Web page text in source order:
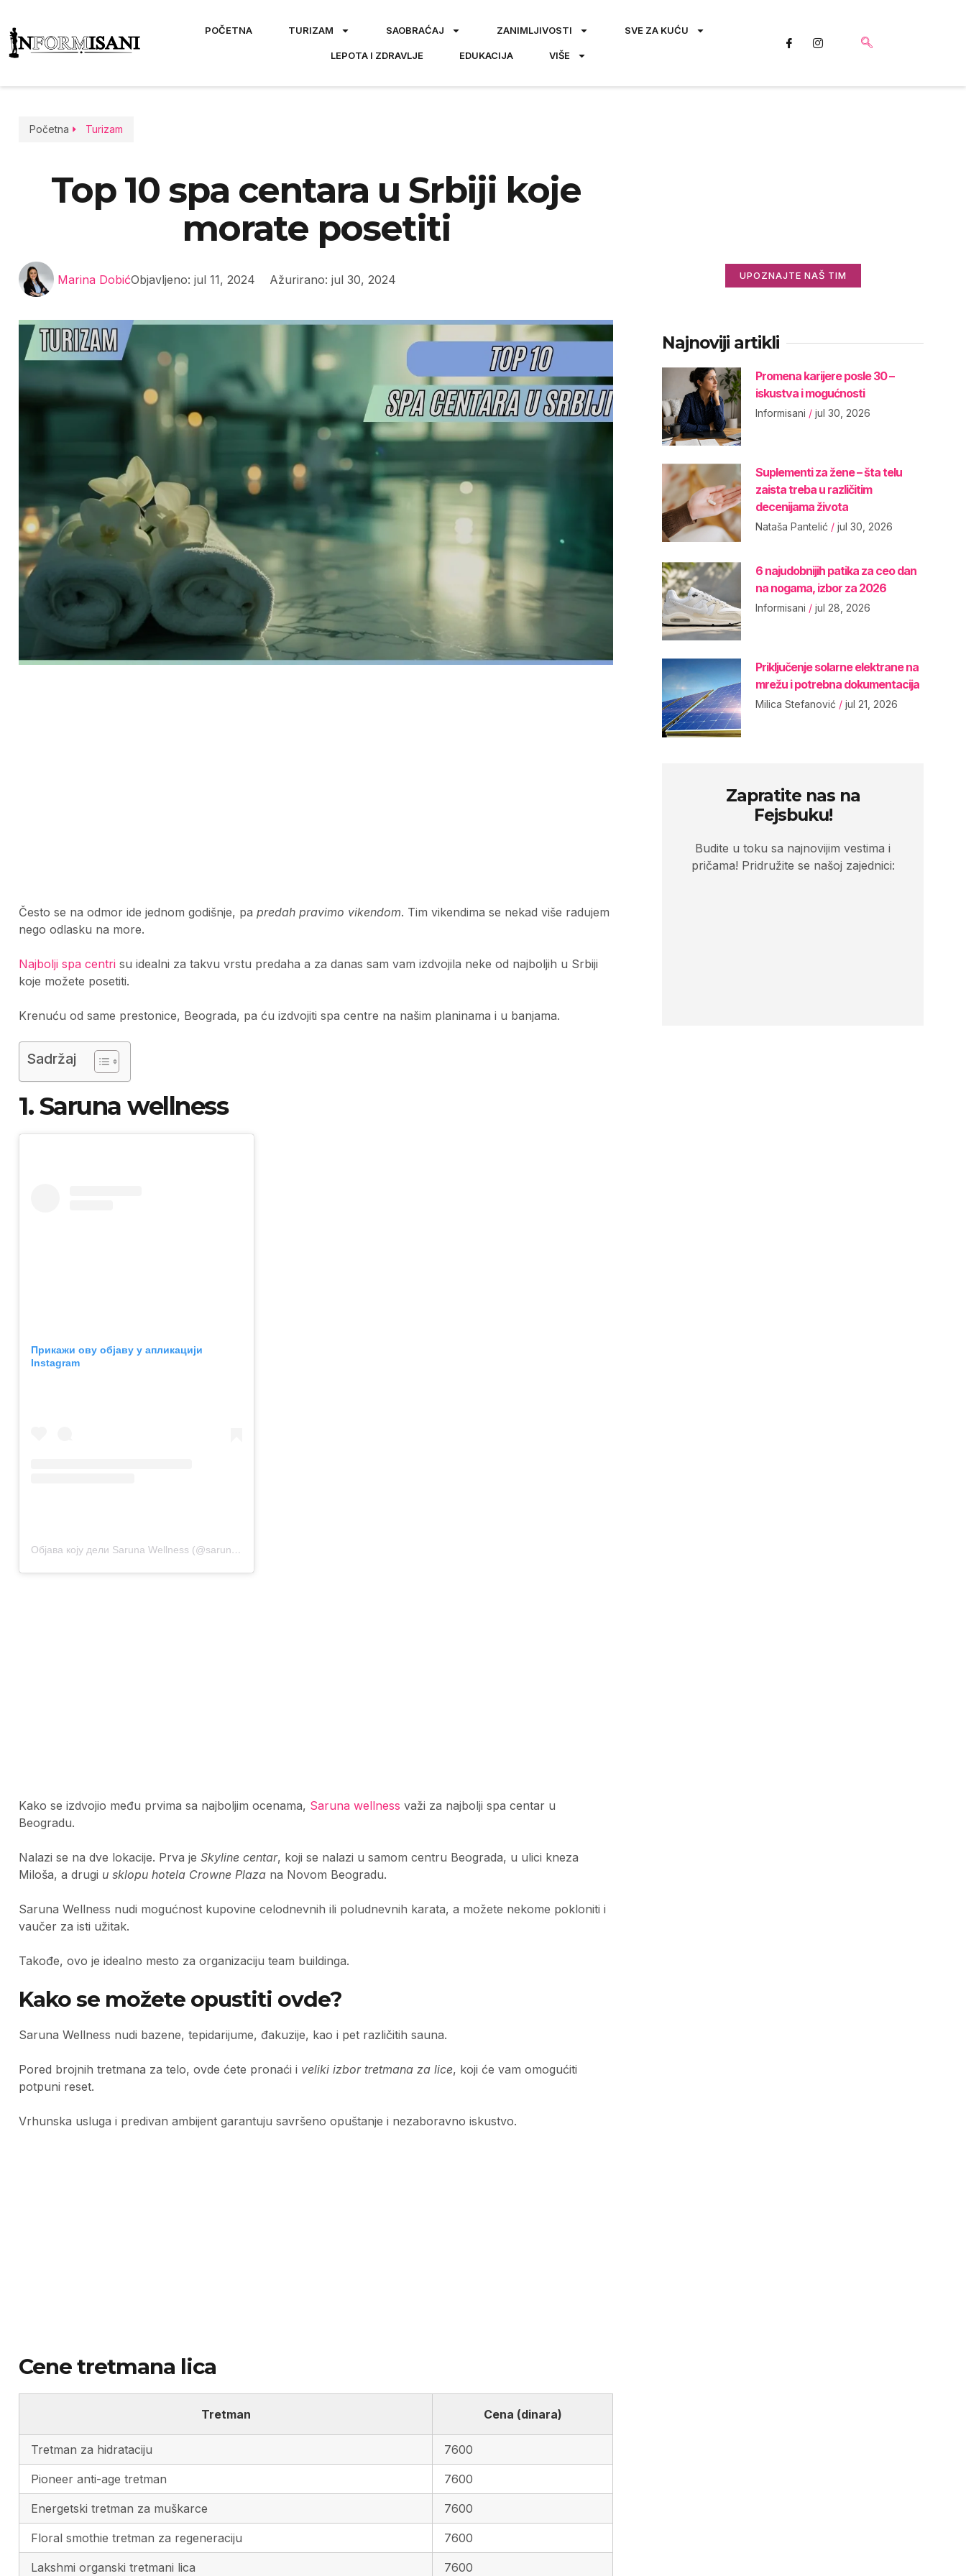
POČETNA TURIZAM SAOBRAĆAJ ZANIMLJIVOSTI SVE ZA KUĆU
LEPOTA I ZDRAVLJE EDUKACIJA VIŠE
Početna Turizam
Top 10 spa centara u Srbiji koje
morate posetiti
Marina DobićObjavljeno: jul 11, 2024 Ažurirano: jul 30, 2024
Često se na odmor ide jednom godišnje, pa predah pravimo vikendom. Tim vikendima se nekad više radujem
nego odlasku na more.
Najbolji spa centri su idealni za takvu vrstu predaha a za danas sam vam izdvojila neke od najboljih u Srbiji
koje možete posetiti.
Krenuću od same prestonice, Beograda, pa ću izdvojiti spa centre na našim planinama i u banjama.
Sadržaj
1. Saruna wellness
Прикажи ову објаву у апликацији
Instagram
Објава коју дели Saruna Wellness (@saruna_wellness)
Kako se izdvojio među prvima sa najboljim ocenama, Saruna wellness važi za najbolji spa centar u
Beogradu.
Nalazi se na dve lokacije. Prva je Skyline centar, koji se nalazi u samom centru Beograda, u ulici kneza
Miloša, a drugi u sklopu hotela Crowne Plaza na Novom Beogradu.
Saruna Wellness nudi mogućnost kupovine celodnevnih ili poludnevnih karata, a možete nekome pokloniti i
vaučer za isti užitak.
Takođe, ovo je idealno mesto za organizaciju team buildinga.
Kako se možete opustiti ovde?
Saruna Wellness nudi bazene, tepidarijume, đakuzije, kao i pet različitih sauna.
Pored brojnih tretmana za telo, ovde ćete pronaći i veliki izbor tretmana za lice, koji će vam omogućiti
potpuni reset.
Vrhunska usluga i predivan ambijent garantuju savršeno opuštanje i nezaboravno iskustvo.
Cene tretmana lica
Tretman Cena (dinara)
Tretman za hidrataciju 7600
Pioneer anti-age tretman 7600
Energetski tretman za muškarce 7600
Floral smothie tretman za regeneraciju 7600
Lakshmi organski tretmani lica 7600
UPOZNAJTE NAŠ TIM
Najnoviji artikli
Promena karijere posle 30 –
iskustva i mogućnosti
Informisani jul 30, 2026
Suplementi za žene – šta telu
zaista treba u različitim
decenijama života
Nataša Pantelić jul 30, 2026
6 najudobnijih patika za ceo dan
na nogama, izbor za 2026
Informisani jul 28, 2026
Priključenje solarne elektrane na
mrežu i potrebna dokumentacija
Milica Stefanović jul 21, 2026
Zapratite nas na
Fejsbuku!
Budite u toku sa najnovijim vestima i
pričama! Pridružite se našoj zajednici: